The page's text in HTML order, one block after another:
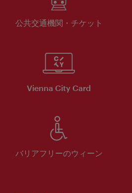
公共交通機関・チケット
Vienna City Card
バリアフリーのウィーン